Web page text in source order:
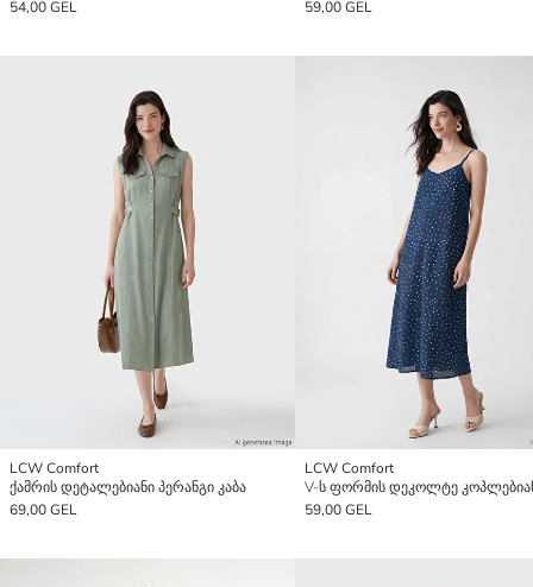
54,00 GEL 59,00 GEL
LCW Comfort
ქამრის დეტალებიანი პერანგი კაბა
69,00 GEL
LCW Comfort
59,00 GEL